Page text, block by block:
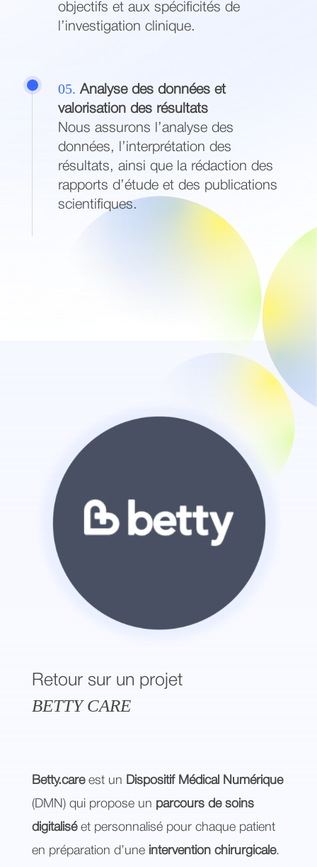
objectifs et aux spécificités de
l’investigation clinique.
05. Analyse des données et
valorisation des résultats
Nous assurons l’analyse des
données, l’interprétation des
résultats, ainsi que la rédaction des
rapports d’étude et des publications
scientifiques.
Retour sur un projet
BETTY CARE
Betty.careest un Dispositif Médical Numérique
(DMN) qui propose un parcours de soins
digitaliséet personnalisé pour chaque patient
en préparation d’une intervention chirurgicale.